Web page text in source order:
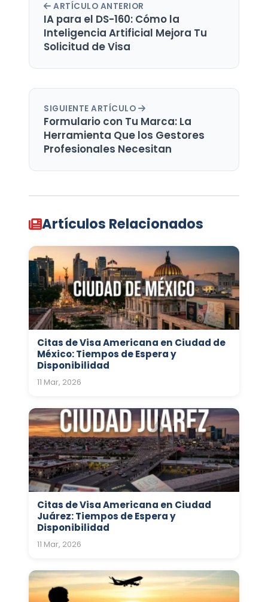
ARTÍCULO ANTERIOR
IA para el DS-160: Cómo la
Inteligencia Artificial Mejora Tu
Solicitud de Visa
SIGUIENTE ARTÍCULO
Formulario con Tu Marca: La
Herramienta Que los Gestores
Profesionales Necesitan
Artículos Relacionados
Citas de Visa Americana en Ciudad de
México: Tiempos de Espera y
Disponibilidad
11 Mar, 2026
Citas de Visa Americana en Ciudad
Juárez: Tiempos de Espera y
Disponibilidad
11 Mar, 2026